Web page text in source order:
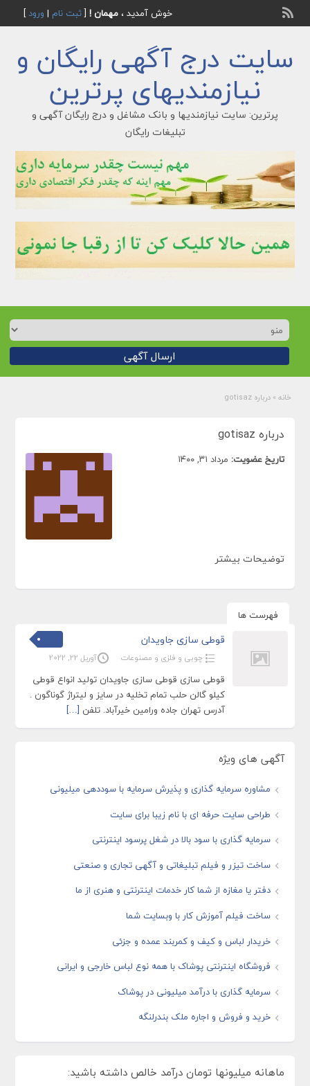
خوش آمدید ، مهمان ![ثبت نام | ورود]
سایت درج آگهی رایگان و
نیازمندیهای پرترین
پرترین: سایت نیازمندیها و بانک مشاغل و درج رایگان آگهی و
تبلیغات رایگان
ارسال آگهی
خانه » درباره gotisaz
درباره gotisaz
تاریخ عضویت: مرداد ۳۱, ۱۴۰۰
توضیحات بیشتر
فهرست ها
قوطی سازی جاویدان
چوبی و فلزی و مصنوعات آوریل 22, 2022
قوطی سازی قوطی سازی جاویدان تولید انواع قوطی
کیلو گالن حلب تمام تخلیه در سایز و لیتراژ گوناگون .
آدرس تهران جاده ورامین خیرآباد. تلفن […]
آگهی های ویژه
مشاوره سرمایه گذاری و پذیرش سرمایه با سوددهی میلیونی
طراحی سایت حرفه ای با نام زیبا برای سایت
سرمایه گذاری با سود بالا در شغل پرسود اینترنتی
ساخت تیزر و فیلم تبلیغاتی و آگهی تجاری و صنعتی
دفتر یا مغازه از شما کار خدمات اینترنتی و هنری از ما
ساخت فیلم آموزش کار با وبسایت شما
خریدار لباس و کیف و کمربند عمده و جزئی
فروشگاه اینترنتی پوشاک با همه نوع لباس خارجی و ایرانی
سرمایه گذاری با درآمد میلیونی در پوشاک
خرید و فروش و اجاره ملک بندرلنگه
ماهانه میلیونها تومان درآمد خالص داشته باشید: